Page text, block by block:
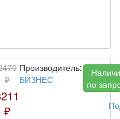
₽
₽
Производитель:
БИЗНЕС
по